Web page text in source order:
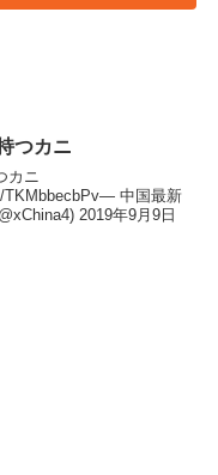
つカニ
カニ
TKMbbecbPv— 中国最新
2019年9月9日